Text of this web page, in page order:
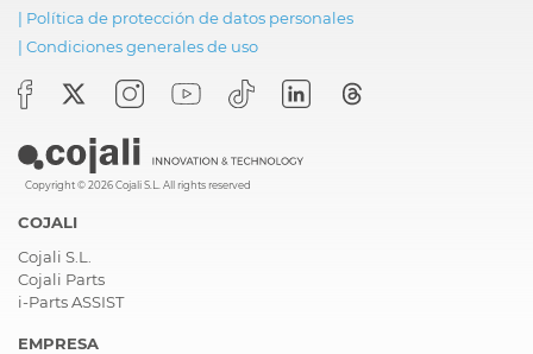
| Política de protección de datos personales
| Condiciones generales de uso
Copyright © 2026 Cojali S.L. All rights reserved
COJALI
Cojali S.L.
Cojali Parts
i-Parts ASSIST
EMPRESA